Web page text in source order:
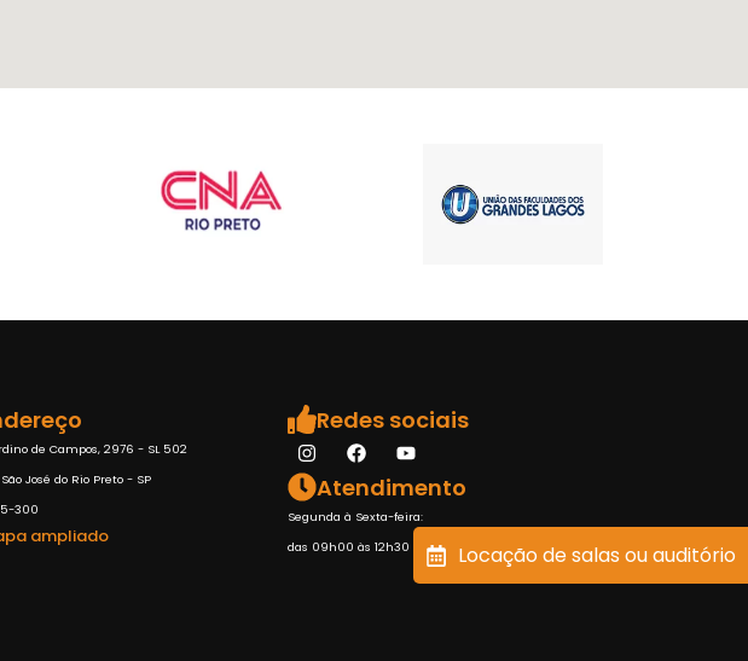
Locação de salas ou auditório
de Campos, 2976 - SL 502
José do Rio Preto - SP
300
ampliado
Redes sociais
Atendimento
Segunda à Sexta-feira:
das 09h00 às 12h30 e das 14h00 às 18h00